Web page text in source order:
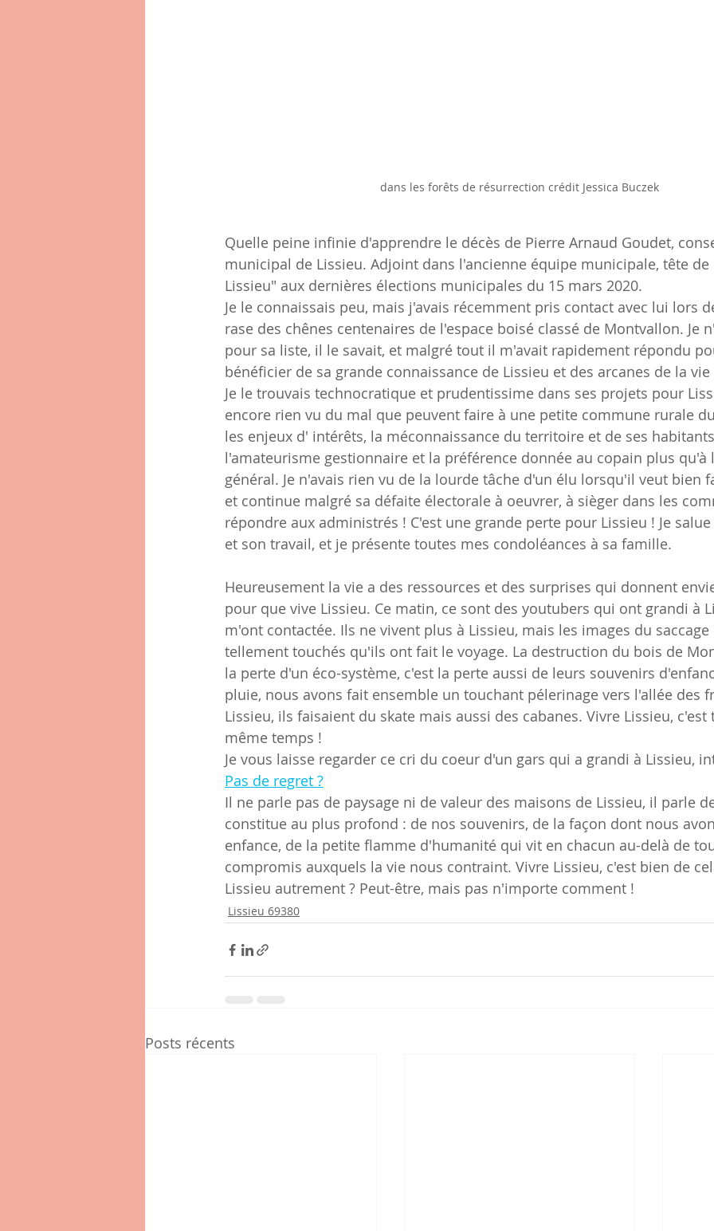
dans les forêts de résurrection crédit Jessica Buczek
Quelle peine infinie d'apprendre le décès de Pierre Arnaud Goudet,
municipal de Lissieu. Adjoint dans l'ancienne équipe municipale, tête de
Lissieu" aux dernières élections municipales du 15 mars 2020.
Je le connaissais peu, mais j'avais récemment pris contact avec lui lors
rase des chênes centenaires de l'espace boisé classé de Montvallon. Je
pour sa liste, il le savait, et malgré tout il m'avait rapidement répondu
bénéficier de sa grande connaissance de Lissieu et des arcanes de la
Je le trouvais technocratique et prudentissime dans ses projets pour
encore rien vu du mal que peuvent faire à une petite commune rurale
les enjeux d' intérêts, la méconnaissance du territoire et de ses
l'amateurisme gestionnaire et la préférence donnée au copain plus qu'à
général. Je n'avais rien vu de la lourde tâche d'un élu lorsqu'il veut bien
et continue malgré sa défaite électorale à oeuvrer, à sièger dans les
répondre aux administrés ! C'est une grande perte pour Lissieu ! Je
et son travail, et je présente toutes mes condoléances à sa famille.
Heureusement la vie a des ressources et des surprises qui donnent
pour que vive Lissieu. Ce matin, ce sont des youtubers qui ont grandi à
m'ont contactée. Ils ne vivent plus à Lissieu, mais les images du
tellement touchés qu'ils ont fait le voyage. La destruction du bois de
la perte d'un éco-système, c'est la perte aussi de leurs souvenirs
pluie, nous avons fait ensemble un touchant pélerinage vers l'allée des
Lissieu, ils faisaient du skate mais aussi des cabanes. Vivre Lissieu, c'est
même temps !
Je vous laisse regarder ce cri du coeur d'un gars qui a grandi à Lissieu,
Pas de regret ?
Il ne parle pas de paysage ni de valeur des maisons de Lissieu, il parle
constitue au plus profond : de nos souvenirs, de la façon dont nous
enfance, de la petite flamme d'humanité qui vit en chacun au-delà de
compromis auxquels la vie nous contraint. Vivre Lissieu, c'est bien de
Lissieu autrement ? Peut-être, mais pas n'importe comment !
Lissieu 69380
Posts récents